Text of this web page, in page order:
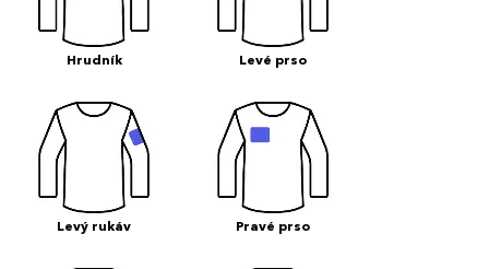
Hrudník Levé prso
Levý rukáv Pravé prso